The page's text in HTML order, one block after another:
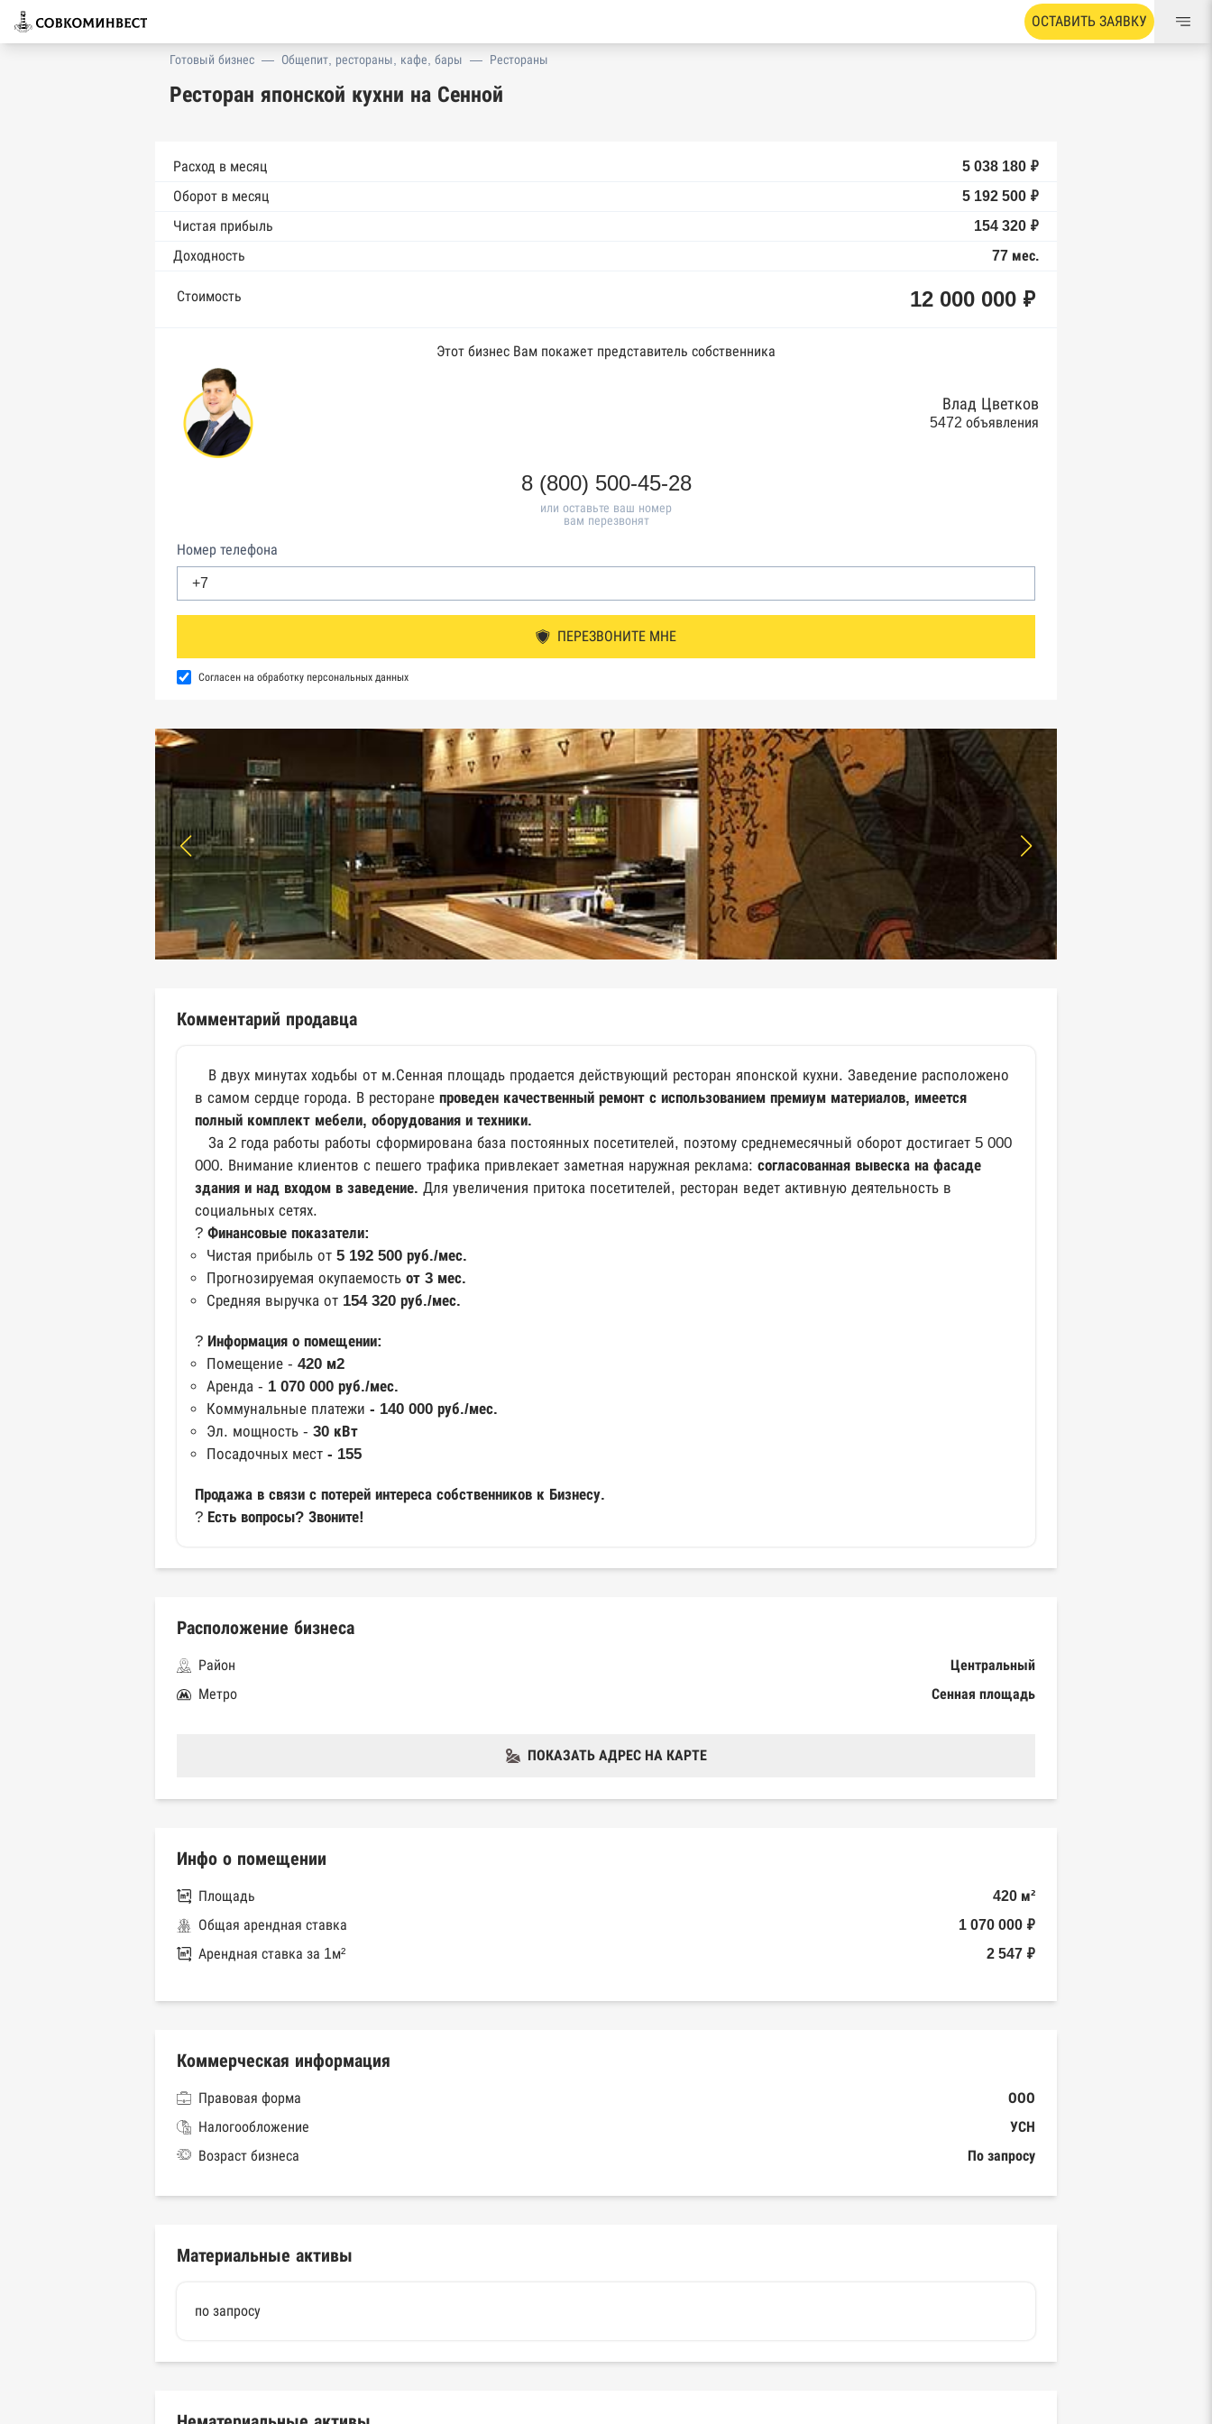
ОСТАВИТЬ ЗАЯВКУ
Готовый бизнес — Общепит, рестораны, кафе, бары — Рестораны
Ресторан японской кухни на Сенной
Расход в месяц
5 038 180 ₽
Оборот в месяц
5 192 500 ₽
Чистая прибыль
154 320 ₽
Доходность
77 мес.
Стоимость 12 000 000 ₽
Этот бизнес Вам покажет представитель собственника
Влад Цветков
5472 объявления
8 (800) 500-45-28
или оставьте ваш номер
вам перезвонят
Номер телефона
ПЕРЕЗВОНИТЕ МНЕ
Согласен на обработку персональных данных
Комментарий продавца
В двух минутах ходьбы от м.Сенная площадь продается действующий ресторан японской кухни. Заведение расположено
в самом сердце города. В ресторане проведен качественный ремонт с использованием премиум материалов, имеется
полный комплект мебели, оборудования и техники.
За 2 года работы работы сформирована база постоянных посетителей, поэтому среднемесячный оборот достигает 5 000
000. Внимание клиентов с пешего трафика привлекает заметная наружная реклама: согласованная вывеска на фасаде
здания и над входом в заведение. Для увеличения притока посетителей, ресторан ведет активную деятельность в
социальных сетях.
? Финансовые показатели:
Чистая прибыль от 5 192 500 руб./мес.
Прогнозируемая окупаемость от 3 мес.
Средняя выручка от 154 320 руб./мес.
? Информация о помещении:
Помещение - 420 м2
Аренда - 1 070 000 руб./мес.
Коммунальные платежи - 140 000 руб./мес.
Эл. мощность - 30 кВт
Посадочных мест - 155
Продажа в связи с потерей интереса собственников к Бизнесу.
? Есть вопросы? Звоните!
Расположение бизнеса
Район
Центральный
Метро
Сенная площадь
ПОКАЗАТЬ АДРЕС НА КАРТЕ
Инфо о помещении
Площадь
420 м²
Общая арендная ставка
1 070 000 ₽
Арендная ставка за 1м²
2 547 ₽
Коммерческая информация
Правовая форма
ООО
Налогообложение
УСН
Возраст бизнеса
По запросу
Материальные активы
по запросу